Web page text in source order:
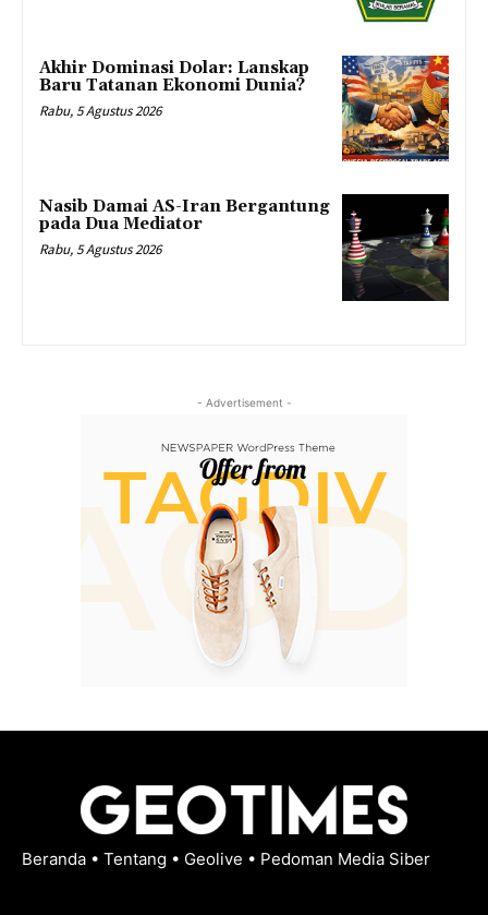
Akhir Dominasi Dolar: Lanskap
Baru Tatanan Ekonomi Dunia?
Rabu, 5 Agustus 2026
Nasib Damai AS-Iran Bergantung
pada Dua Mediator
Rabu, 5 Agustus 2026
- Advertisement -
Beranda • Tentang • Geolive • Pedoman Media Siber